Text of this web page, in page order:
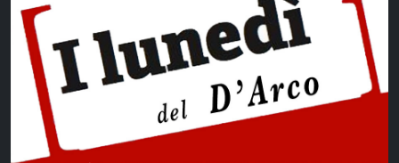
BRANDS
MEDIAS